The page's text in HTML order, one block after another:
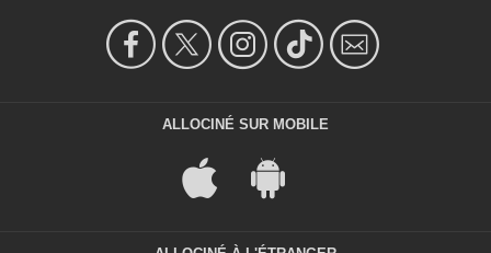
ALLOCINÉ SUR MOBILE